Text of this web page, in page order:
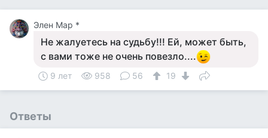
Элен Мар *
Не жалуетесь на судьбу!!! Ей, может быть,
с вами тоже не очень повезло....
9 лет 958 56 19
Ответы